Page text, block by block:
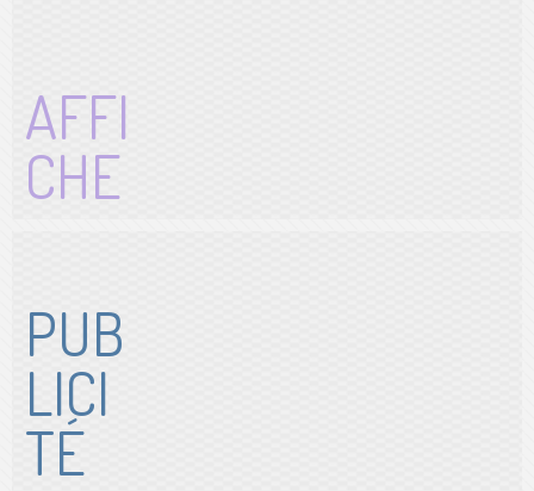
AFFI
CHE
PUB
LICI
TÉ